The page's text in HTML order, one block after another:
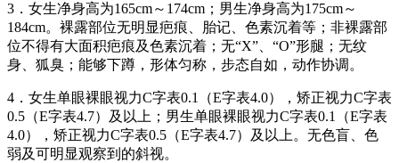
3．女生净身高为165cm～174cm；男生净身高为175cm～
184cm。裸露部位无明显疤痕、胎记、色素沉着等；非裸露部
位不得有大面积疤痕及色素沉着；无“X”、“O”形腿；无纹
身、狐臭；能够下蹲，形体匀称，步态自如，动作协调。
4．女生单眼裸眼视力C字表0.1（E字表4.0），矫正视力C字表
0.5（E字表4.7）及以上；男生单眼裸眼视力C字表0.1（E字表
4.0），矫正视力C字表0.5（E字表4.7）及以上。无色盲、色
弱及可明显观察到的斜视。